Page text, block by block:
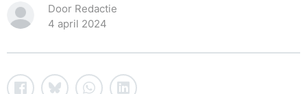
Door Redactie
4 april 2024